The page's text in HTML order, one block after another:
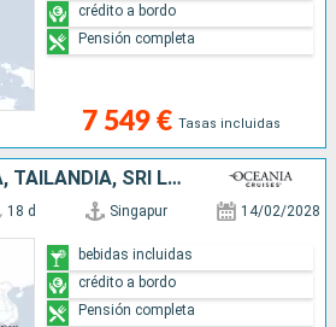
7 549 € Tasas incluidas
crédito a bordo
Pensión completa
SINGAPUR, MALASIA, TAILANDIA, SRI LANKA, INDIA, EMIRATOS ÁRABES UNIDOS
18 d Singapur 14/02/2028
bebidas incluidas
crédito a bordo
Pensión completa